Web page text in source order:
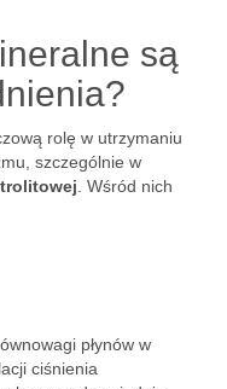
są
rolę w utrzymaniu
szczególnie w
. Wśród nich
płynów w
ciśnienia